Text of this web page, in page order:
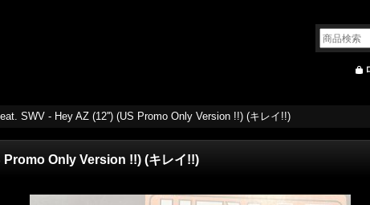
SWV - Hey AZ (12'') (US Promo Only Version !!) (キレイ!!)
Promo Only Version !!) (キレイ!!)